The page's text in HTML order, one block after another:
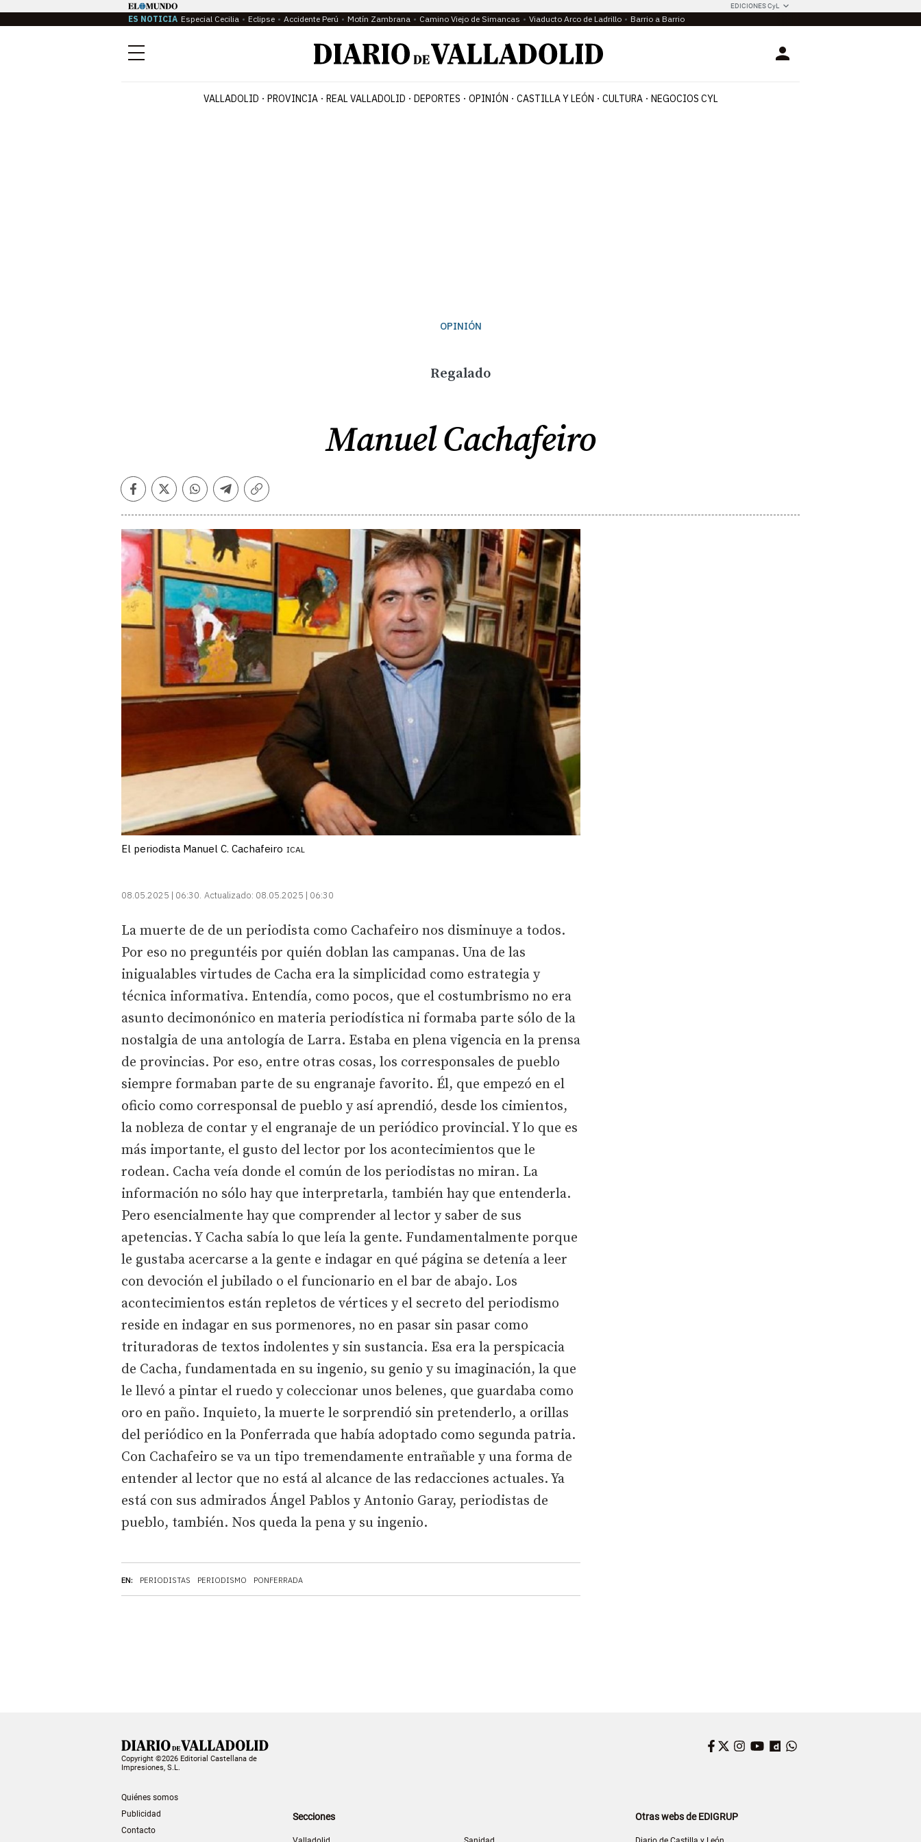
EDICIONES CyL
ES NOTICIA Especial Cecilia Eclipse Accidente Perú Motín Zambrana Camino Viejo de Simancas Viaducto Arco de Ladrillo Barrio a Barrio
Menú Login
VALLADOLID PROVINCIA REAL VALLADOLID DEPORTES OPINIÓN CASTILLA Y LEÓN CULTURA NEGOCIOS CYL
OPINIÓN
Regalado
Manuel Cachafeiro
Facebook
TwitterWhatsapp
Telegram
Copiar
El periodista Manuel C. Cachafeiro ICAL
08.05.2025 | 06:30 Actualizado: 08.05.2025 | 06:30
EN: PERIODISTAS PERIODISMO PONFERRADA
La muerte de de un periodista como Cachafeiro nos disminuye a todos.
Por eso no preguntéis por quién doblan las campanas. Una de las
inigualables virtudes de Cacha era la simplicidad como estrategia y
técnica informativa. Entendía, como pocos, que el costumbrismo no era
asunto decimonónico en materia periodística ni formaba parte sólo de la
nostalgia de una antología de Larra. Estaba en plena vigencia en la prensa
de provincias. Por eso, entre otras cosas, los corresponsales de pueblo
siempre formaban parte de su engranaje favorito. Él, que empezó en el
oficio como corresponsal de pueblo y así aprendió, desde los cimientos,
la nobleza de contar y el engranaje de un periódico provincial. Y lo que es
más importante, el gusto del lector por los acontecimientos que le
rodean. Cacha veía donde el común de los periodistas no miran. La
información no sólo hay que interpretarla, también hay que entenderla.
Pero esencialmente hay que comprender al lector y saber de sus
apetencias. Y Cacha sabía lo que leía la gente. Fundamentalmente porque
le gustaba acercarse a la gente e indagar en qué página se detenía a leer
con devoción el jubilado o el funcionario en el bar de abajo. Los
acontecimientos están repletos de vértices y el secreto del periodismo
reside en indagar en sus pormenores, no en pasar sin pasar como
trituradoras de textos indolentes y sin sustancia. Esa era la perspicacia
de Cacha, fundamentada en su ingenio, su genio y su imaginación, la que
le llevó a pintar el ruedo y coleccionar unos belenes, que guardaba como
oro en paño. Inquieto, la muerte le sorprendió sin pretenderlo, a orillas
del periódico en la Ponferrada que había adoptado como segunda patria.
Con Cachafeiro se va un tipo tremendamente entrañable y una forma de
entender al lector que no está al alcance de las redacciones actuales. Ya
está con sus admirados Ángel Pablos y Antonio Garay, periodistas de
pueblo, también. Nos queda la pena y su ingenio.
Copyright ©2026 Editorial Castellana de
Impresiones, S.L.
Quiénes somos
Publicidad
Contacto
Facebook
Twitter
Instagram
YouTube
Dailymotion
Secciones Otras webs de EDIGRUP